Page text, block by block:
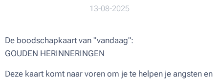
13-08-2025
De boodschapkaart van "vandaag":
GOUDEN HERINNERINGEN
Deze kaart komt naar voren om je te helpen je angsten en